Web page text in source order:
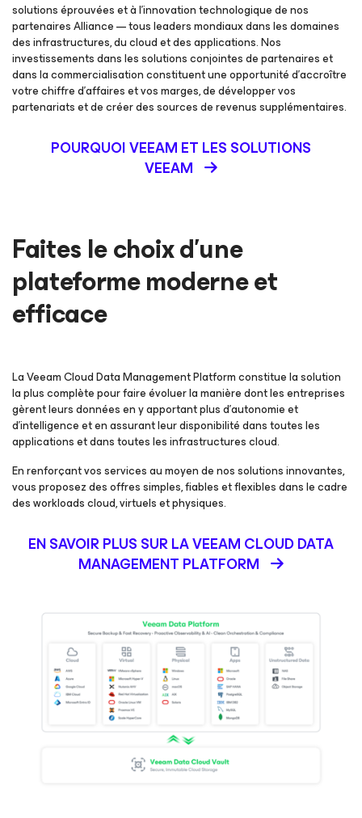
solutions éprouvées et à l’innovation technologique de nos
partenaires Alliance — tous leaders mondiaux dans les domaines
des infrastructures, du cloud et des applications. Nos
investissements dans les solutions conjointes de partenaires et
dans la commercialisation constituent une opportunité d’accroître
votre chiffre d’affaires et vos marges, de développer vos
partenariats et de créer des sources de revenus supplémentaires.
POURQUOI VEEAM ET LES SOLUTIONS
VEEAM
Faites le choix d’une
plateforme moderne et
efficace
La Veeam Cloud Data Management Platform constitue la solution
la plus complète pour faire évoluer la manière dont les entreprises
gèrent leurs données en y apportant plus d’autonomie et
d’intelligence et en assurant leur disponibilité dans toutes les
applications et dans toutes les infrastructures cloud.
En renforçant vos services au moyen de nos solutions innovantes,
vous proposez des offres simples, fiables et flexibles dans le cadre
des workloads cloud, virtuels et physiques.
EN SAVOIR PLUS SUR LA VEEAM CLOUD DATA
MANAGEMENT PLATFORM